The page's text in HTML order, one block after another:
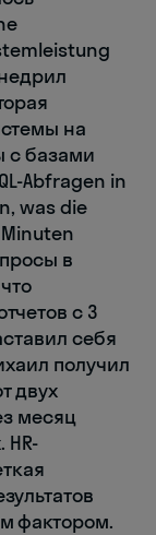
на
с базами
Abfragen in
was die
в
с 3
себя
получил
двух
месяц
фактором.